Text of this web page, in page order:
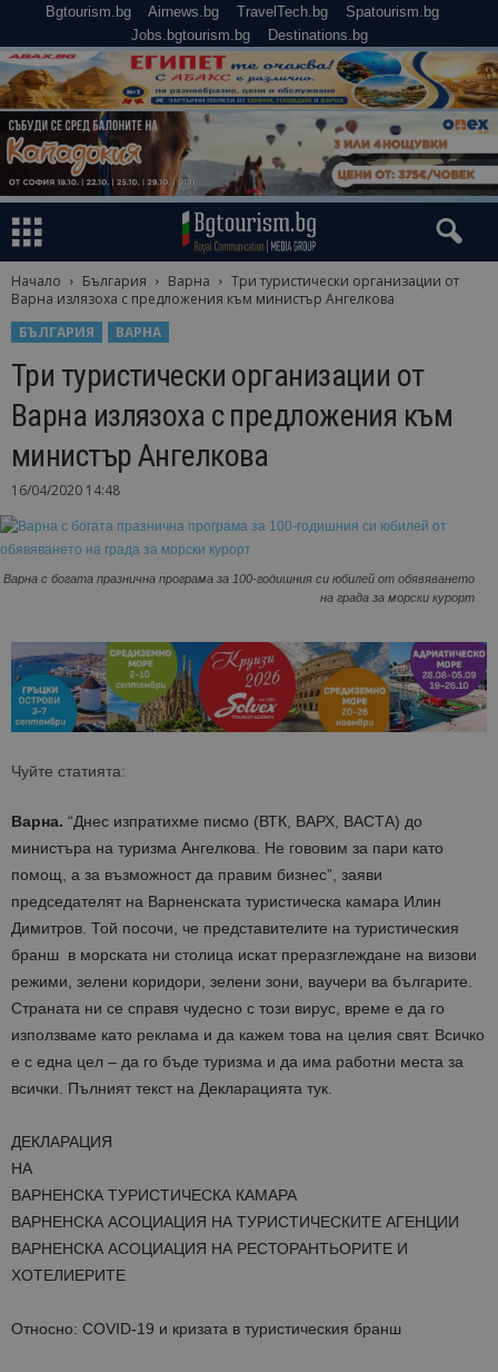
Bgtourism.bg Airnews.bg TravelTech.bg
Spatourism.bg
Jobs.bgtourism.bg
Destinations.bg
Начало България Варна
Три туристически организации от
Варна излязоха с предложения към министър Ангелкова
БЪЛГАРИЯ
ВАРНА
Три туристически организации от
Варна излязоха с предложения към
министър Ангелкова
16/04/2020 14:48
Варна с богата празнична програма за 100-годишния си юбилей от обявяването
на града за морски курорт
Чуйте статията:
Варна. “Днес изпратихме писмо (ВТК, ВАРХ, ВАСТА) до
министъра на туризма Ангелкова. Не гововим за пари като
помощ, а за възможност да правим бизнес”, заяви
председателят на Варненската туристическа камара Илин
Димитров. Той посочи, че представителите на туристическия
бранш в морската ни столица искат преразглеждане на визови
режими, зелени коридори, зелени зони, ваучери ва българите.
Страната ни се справя чудесно с този вирус, време е да го
използваме като реклама и да кажем това на целия свят. Всичко
е с една цел – да го бъде туризма и да има работни места за
всички. Пълният текст на Декларацията тук.
ДЕКЛАРАЦИЯ
НА
ВАРНЕНСКА ТУРИСТИЧЕСКА КАМАРА
ВАРНЕНСКА АСОЦИАЦИЯ НА ТУРИСТИЧЕСКИТЕ АГЕНЦИИ
ВАРНЕНСКА АСОЦИАЦИЯ НА РЕСТОРАНТЬОРИТЕ И
ХОТЕЛИЕРИТЕ
Относно: COVID-19 и кризата в туристическия бранш